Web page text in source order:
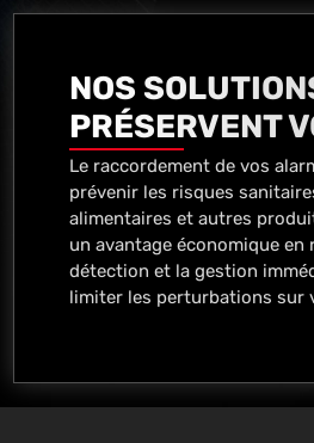
NOS
PRÉSERVENT
Le raccordement de vos
prévenir les risques
alimentaires et autres
un avantage économique
détection et la gestion
limiter les perturbations sur